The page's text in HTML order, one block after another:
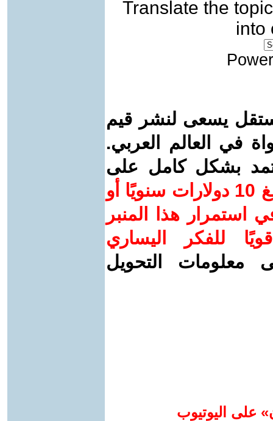
Translate the topic
into
يسعى لنشر قيم
في العالم العربي.
بشكل كامل على
ساهم/ي معنا! بدعمكم بمبلغ 10 دولارات سنويًا أو
استمرار هذا المنبر
للفكر اليساري
معلومات التحويل
على اليوتيوب